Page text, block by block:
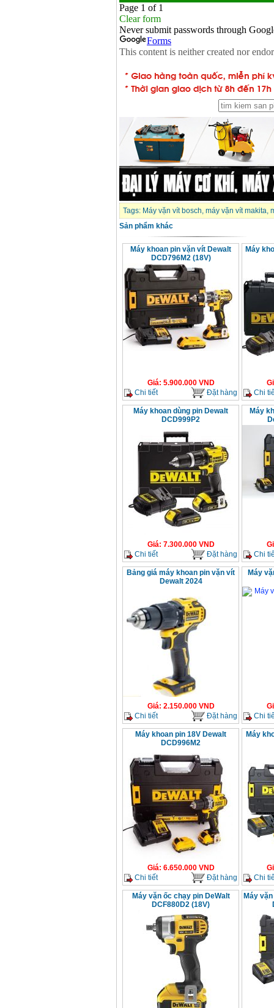
Tags: Máy vặn vít bosch, máy vặn vít makita,
Sản phẩm khác
Máy khoan pin vặn vít Dewalt
DCD796M2 (18V)
Giá: 5.900.000VND
Chi tiết
Đặt hàng
Máy
Chi
Máy khoan dùng pin Dewalt
DCD999P2
Giá: 7.300.000VND
Chi tiết
Đặt hàng
Máy
Chi
Bảng giá máy khoan pin vặn vít
Dewalt 2024
Giá: 2.150.000VND
Chi tiết
Đặt hàng
Máy
Chi
Máy khoan pin 18V Dewalt
DCD996M2
Giá: 6.650.000VND
Chi tiết
Đặt hàng
Máy
Chi
Máy vặn ốc chạy pin DeWalt
DCF880D2 (18V)
Máy